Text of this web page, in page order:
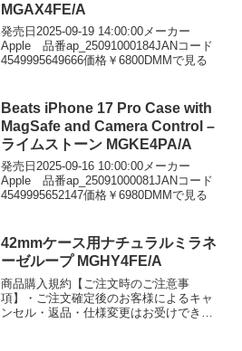
MGAX4FE/A
発売日2025-09-19 14:00:00メーカー
Apple 品番ap_25091000184JANコード
4549995649666価格￥6800DMMで見る
Beats iPhone 17 Pro Case with
MagSafe and Camera Control –
ライムストーン MGKE4PA/A
発売日2025-09-16 10:00:00メーカー
Apple 品番ap_25091000081JANコード
4549995652147価格￥6980DMMで見る
42mmケース用ナチュラルミラネ
ーゼループ MGHY4FE/A
商品購入規約【ご注文時のご注意事
項】・ご注文確定後のお客様によるキャ
ンセル・返品・仕様変更はお受けできま